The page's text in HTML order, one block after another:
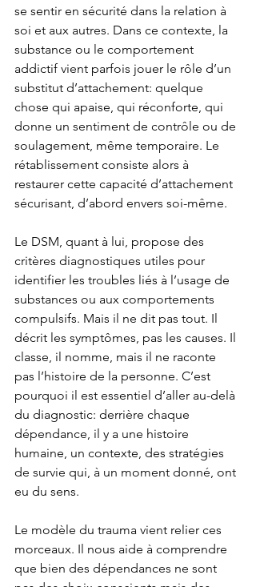
se sentir en sécurité dans la relation à
soi et aux autres. Dans ce contexte, la
substance ou le comportement
addictif vient parfois jouer le rôle d’un
substitut d’attachement: quelque
chose qui apaise, qui réconforte, qui
donne un sentiment de contrôle ou de
soulagement, même temporaire. Le
rétablissement consiste alors à
restaurer cette capacité d’attachement
sécurisant, d’abord envers soi-même.
Le DSM, quant à lui, propose des
critères diagnostiques utiles pour
identifier les troubles liés à l’usage de
substances ou aux comportements
compulsifs. Mais il ne dit pas tout. Il
décrit les symptômes, pas les causes. Il
classe, il nomme, mais il ne raconte
pas l’histoire de la personne. C’est
pourquoi il est essentiel d’aller au-delà
du diagnostic: derrière chaque
dépendance, il y a une histoire
humaine, un contexte, des stratégies
de survie qui, à un moment donné, ont
eu du sens.
Le modèle du trauma vient relier ces
morceaux. Il nous aide à comprendre
que bien des dépendances ne sont